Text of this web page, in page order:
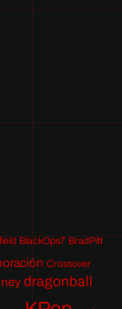
BlackOps7 BradPitt
Crossover
dragonball